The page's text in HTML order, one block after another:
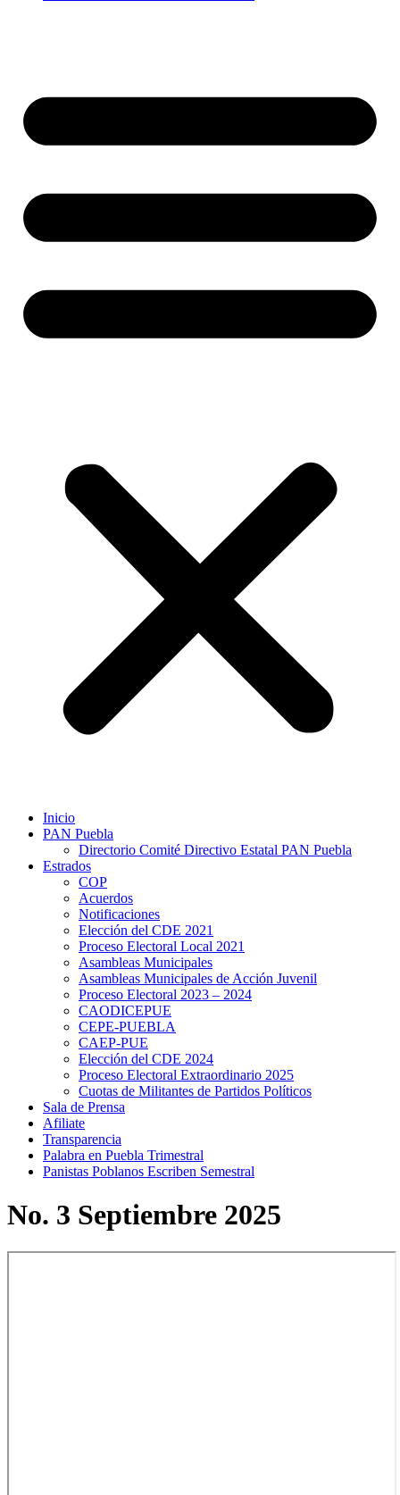
Inicio
PAN Puebla
Directorio Comité Directivo Estatal PAN Puebla
Estrados
COP
Acuerdos
Notificaciones
Elección del CDE 2021
Proceso Electoral Local 2021
Asambleas Municipales
Asambleas Municipales de Acción Juvenil
Proceso Electoral 2023 – 2024
CAODICEPUE
CEPE-PUEBLA
CAEP-PUE
Elección del CDE 2024
Proceso Electoral Extraordinario 2025
Cuotas de Militantes de Partidos Políticos
Sala de Prensa
Afiliate
Transparencia
Palabra en Puebla Trimestral
Panistas Poblanos Escriben Semestral
No. 3 Septiembre 2025